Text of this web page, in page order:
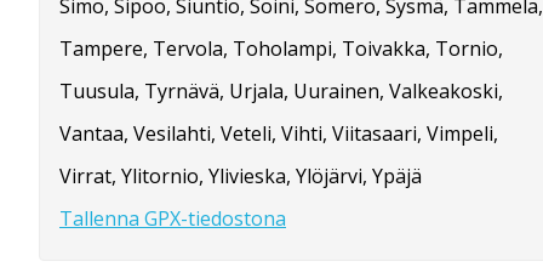
Simo, Sipoo, Siuntio, Soini, Somero, Sysmä, Tammela,
Tampere, Tervola, Toholampi, Toivakka, Tornio,
Tuusula, Tyrnävä, Urjala, Uurainen, Valkeakoski,
Vantaa, Vesilahti, Veteli, Vihti, Viitasaari, Vimpeli,
Virrat, Ylitornio, Ylivieska, Ylöjärvi, Ypäjä
Tallenna GPX-tiedostona